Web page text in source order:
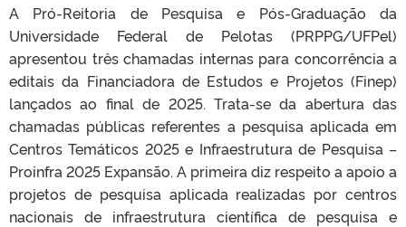
A Pró-Reitoria de Pesquisa e Pós-Graduação da
Universidade Federal de Pelotas (PRPPG/UFPel)
apresentou três chamadas internas para concorrência a
editais da Financiadora de Estudos e Projetos (Finep)
lançados ao final de 2025. Trata-se da abertura das
chamadas públicas referentes a pesquisa aplicada em
Centros Temáticos 2025 e Infraestrutura de Pesquisa –
Proinfra 2025 Expansão. A primeira diz respeito a apoio a
projetos de pesquisa aplicada realizadas por centros
nacionais de infraestrutura científica de pesquisa e